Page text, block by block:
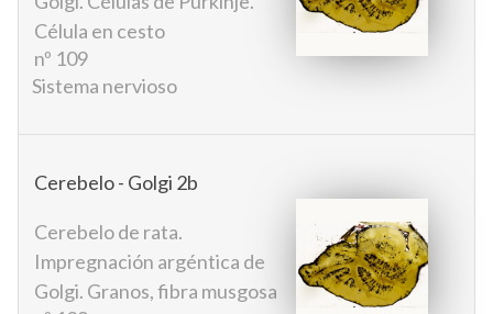
Célula en cesto
nº 109
Sistema nervioso
Cerebelo - Golgi 2b
Cerebelo de rata.
Impregnación argéntica de
Golgi. Granos, fibra musgosa